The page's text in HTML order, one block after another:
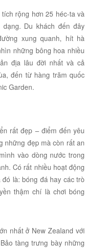
rộng hơn 25 héc-ta và
Du khách đến đây
xung quanh, hít hà
những bông hoa nhiều
địa lâu đời nhất và cả
đến từ hàng trăm quốc
Garden.
rất đẹp – điểm đến yêu
những đẹp mà còn rất an
vào dòng nước trong
Có rất nhiều hoạt động
là: bóng đá hay các trò
thậm chí là chơi bóng
nhất ở New Zealand với
tàng trưng bày những